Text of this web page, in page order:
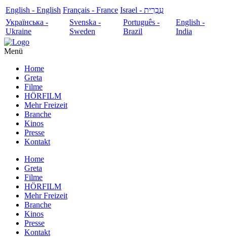
English - English Français - France
עִבְרִית - Israel
Українська -
Ukraine
Svenska -
Sweden
Português -
Brazil
English -
India
Menü
Home
Greta
Filme
HÖRFILM
Mehr Freizeit
Branche
Kinos
Presse
Kontakt
Home
Greta
Filme
HÖRFILM
Mehr Freizeit
Branche
Kinos
Presse
Kontakt